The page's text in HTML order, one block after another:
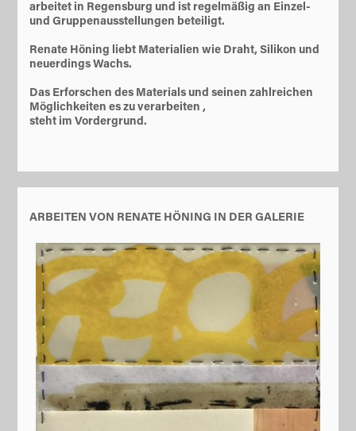
arbeitet in Regensburg und ist regelmäßig an Einzel-
und Gruppenausstellungen beteiligt.
Renate Höning liebt Materialien wie Draht, Silikon und
neuerdings Wachs.
Das Erforschen des Materials und seinen zahlreichen
Möglichkeiten es zu verarbeiten ,
steht im Vordergrund.
ARBEITEN VON RENATE HÖNING IN DER GALERIE